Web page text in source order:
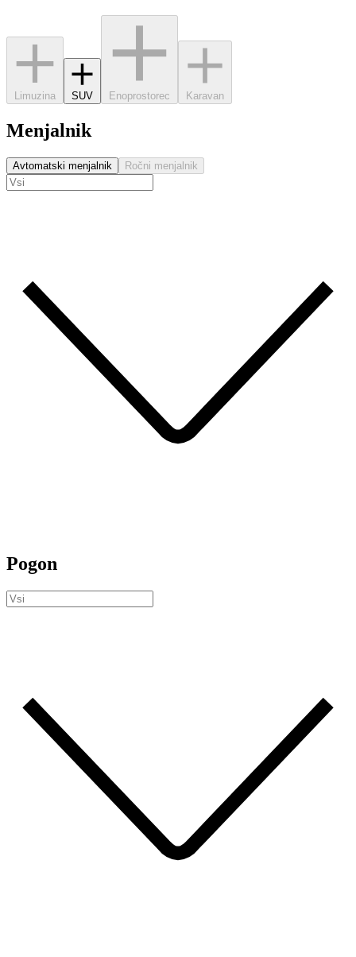
Limuzina SUV Enoprostorec Karavan
Menjalnik
Avtomatski menjalnik Ročni menjalnik
Pogon